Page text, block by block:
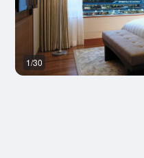
1/30